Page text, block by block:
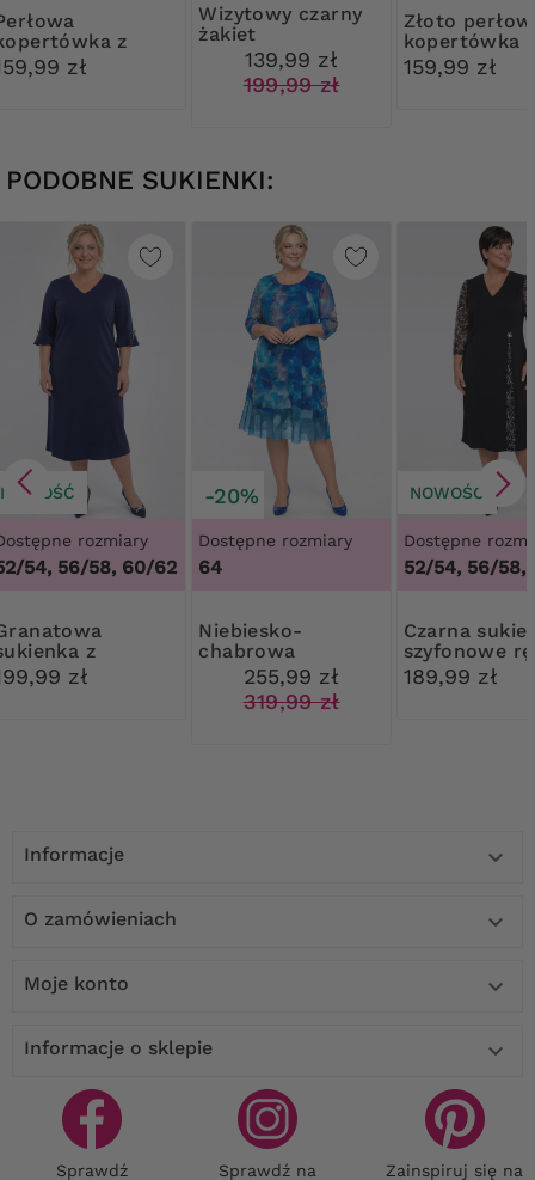
z
zł
Wizytowy czarny
żakiet
139,99 zł
199,99 zł
Złoto perłowa
kopertówka
ozdobą
159,99 zł
PODOBNE SUKIENKI:
NOWOŚĆ
rozmiary
54, 56/58, 60/62
z
zł
-20%
Dostępne rozmiary
64
Niebiesko-
chabrowa
sukienka255,99 zł
319,99 zł
NOWOŚĆ
Dostępne
52/54, 56/58,
Czarna sukienka
szyfonowe
w beżowo-
wzory
189,99 zł
Informacje 
O zamówieniach 
Moje konto 
Informacje o sklepie 
Sprawdź Sprawdź na Zainspiruj się na